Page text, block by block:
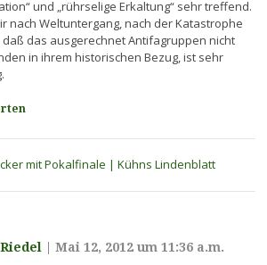
und „rührselige Erkaltung“ sehr treffend.
nach Weltuntergang, nach der Katastrophe
das ausgerechnet Antifagruppen nicht
in ihrem historischen Bezug, ist sehr
mit Pokalfinale | Kühns Lindenblatt
|Mai 12, 2012 um 11:36 a.m.